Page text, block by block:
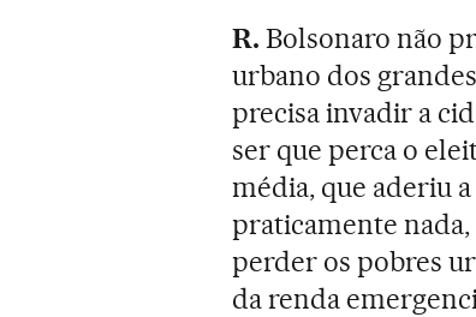
R.Bolsonaro não
urbano dos
precisa invadir a
ser que perca o
média, que aderiu
praticamente
perder os pobres
da renda